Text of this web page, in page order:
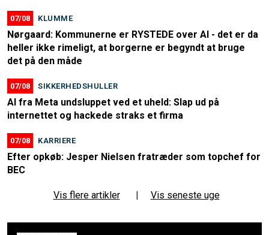
07/08 KLUMME
Nørgaard: Kommunerne er RYSTEDE over AI - det er da
heller ikke rimeligt, at borgerne er begyndt at bruge
det på den måde
07/08 SIKKERHEDSHULLER
AI fra Meta undsluppet ved et uheld: Slap ud på
internettet og hackede straks et firma
07/08 KARRIERE
Efter opkøb: Jesper Nielsen fratræder som topchef for
BEC
Vis flere artikler Vis seneste uge